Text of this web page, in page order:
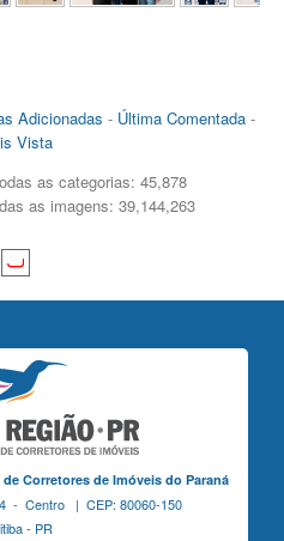
Adicionadas - Última Comentada-
Vista
as categorias: 45,878
as imagens: 39,144,263
Corretores de Imóveis do Paraná
- Centro | CEP: 80060-150
- PR